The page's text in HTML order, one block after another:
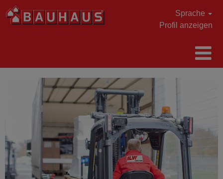
Sprache
Profil anzeigen